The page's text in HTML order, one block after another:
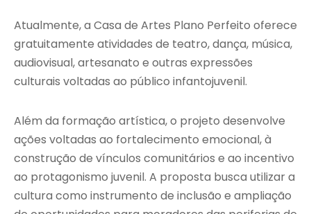
Atualmente, a Casa de Artes Plano Perfeito oferece
gratuitamente atividades de teatro, dança, música,
audiovisual, artesanato e outras expressões
culturais voltadas ao público infantojuvenil.
Além da formação artística, o projeto desenvolve
ações voltadas ao fortalecimento emocional, à
construção de vínculos comunitários e ao incentivo
ao protagonismo juvenil. A proposta busca utilizar a
cultura como instrumento de inclusão e ampliação